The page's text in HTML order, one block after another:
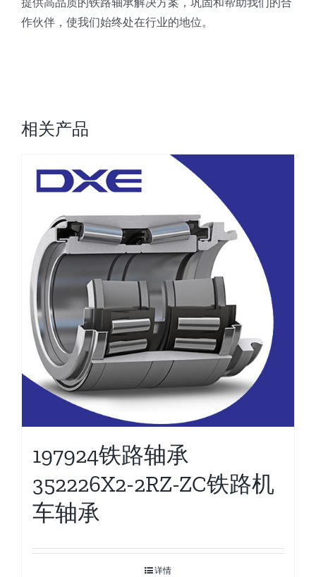
作伙伴，使我们始终处在行业的地位。
相关产品
197924铁路轴承
352226X2-2RZ-ZC铁路机
车轴承
详情